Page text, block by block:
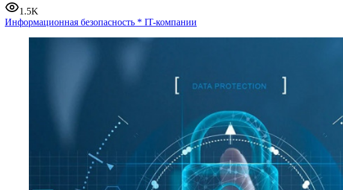
1.5K
Информационная безопасность * IT-компании